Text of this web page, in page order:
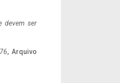
devem ser
, Arquivo